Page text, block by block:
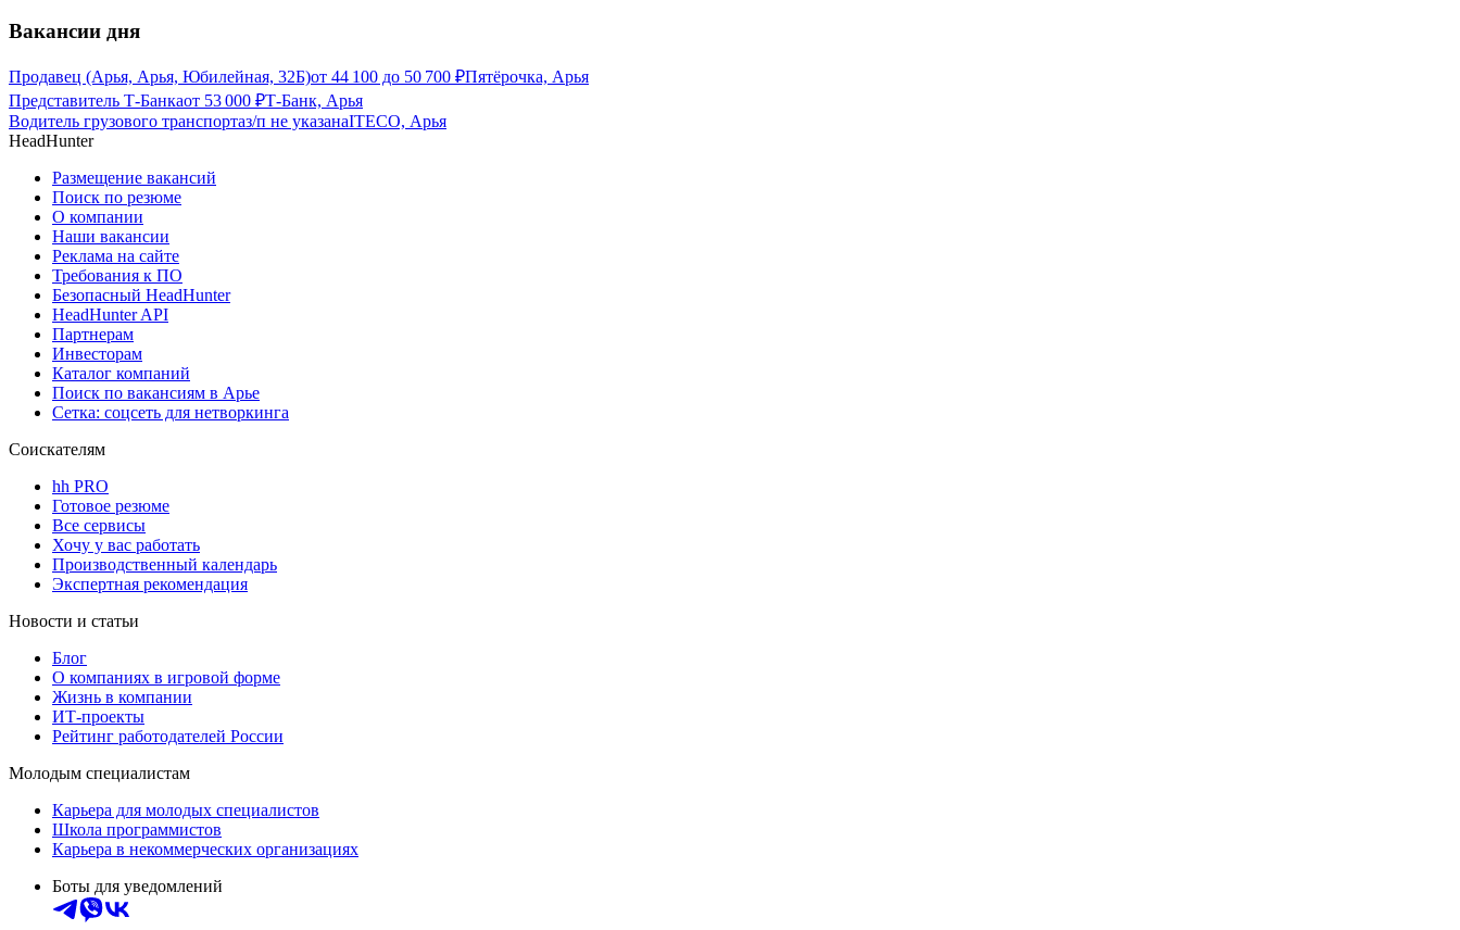
Вакансии дня
Продавец (Арья, Арья, Юбилейная, 32Б)от 44 100 до 50 700 ₽Пятёрочка, Арья
Представитель Т-Банкаот 53 000 ₽Т-Банк, Арья
Водитель грузового транспортаз/п не указанаITECO, Арья
HeadHunter
Размещение вакансий
Поиск по резюме
О компании
Наши вакансии
Реклама на сайте
Требования к ПО
Безопасный HeadHunter
HeadHunter API
Партнерам
Инвесторам
Каталог компаний
Поиск по вакансиям в Арье
Сетка: соцсеть для нетворкинга
Соискателям
hh PRO
Готовое резюме
Все сервисы
Хочу у вас работать
Производственный календарь
Экспертная рекомендация
Новости и статьи
Блог
О компаниях в игровой форме
Жизнь в компании
ИТ-проекты
Рейтинг работодателей России
Молодым специалистам
Карьера для молодых специалистов
Школа программистов
Карьера в некоммерческих организациях
Боты для уведомлений